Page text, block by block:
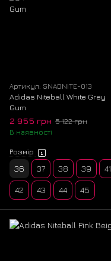
Артикул: SNADNITE-013
Adidas Niteball White Grey
Gum
2 955 грн 5 122 грн
В наявності
Розмір
36 37 38 39 41
42 43 44 45